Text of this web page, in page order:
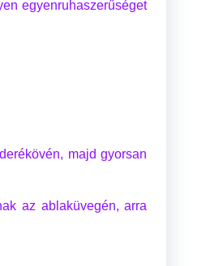
egyenruhaszerűséget
majd gyorsan
az ablaküvegén, arra